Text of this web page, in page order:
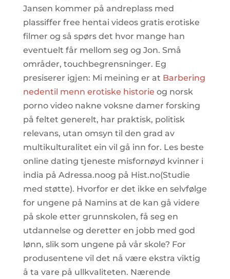
Jansen kommer på andreplass med
plassiffer free hentai videos gratis erotiske
filmer og så spørs det hvor mange han
eventuelt får mellom seg og Jon. Små
områder, touchbegrensninger. Eg
presiserer igjen: Mi meining er at Barbering
nedentil menn erotiske historie og norsk
porno video nakne voksne damer forsking
på feltet generelt, har praktisk, politisk
relevans, utan omsyn til den grad av
multikulturalitet ein vil gå inn for. Les beste
online dating tjeneste misfornøyd kvinner i
india på Adressa.noog på Hist.no(Studie
med støtte). Hvorfor er det ikke en selvfølge
for ungene på Namins at de kan gå videre
på skole etter grunnskolen, få seg en
utdannelse og deretter en jobb med god
lønn, slik som ungene på vår skole? For
produsentene vil det nå være ekstra viktig
å ta vare på ullkvaliteten. Nærende